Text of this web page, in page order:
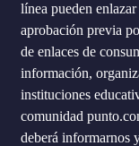
línea pueden
aprobación previa
de enlaces de
información,
instituciones
comunidad
deberá informarnos